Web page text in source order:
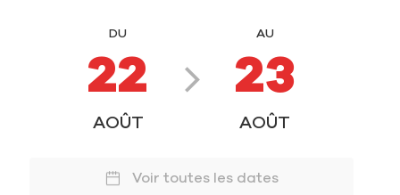
DU
22
AOÛT
AU
23
AOÛT
Voir toutes les dates